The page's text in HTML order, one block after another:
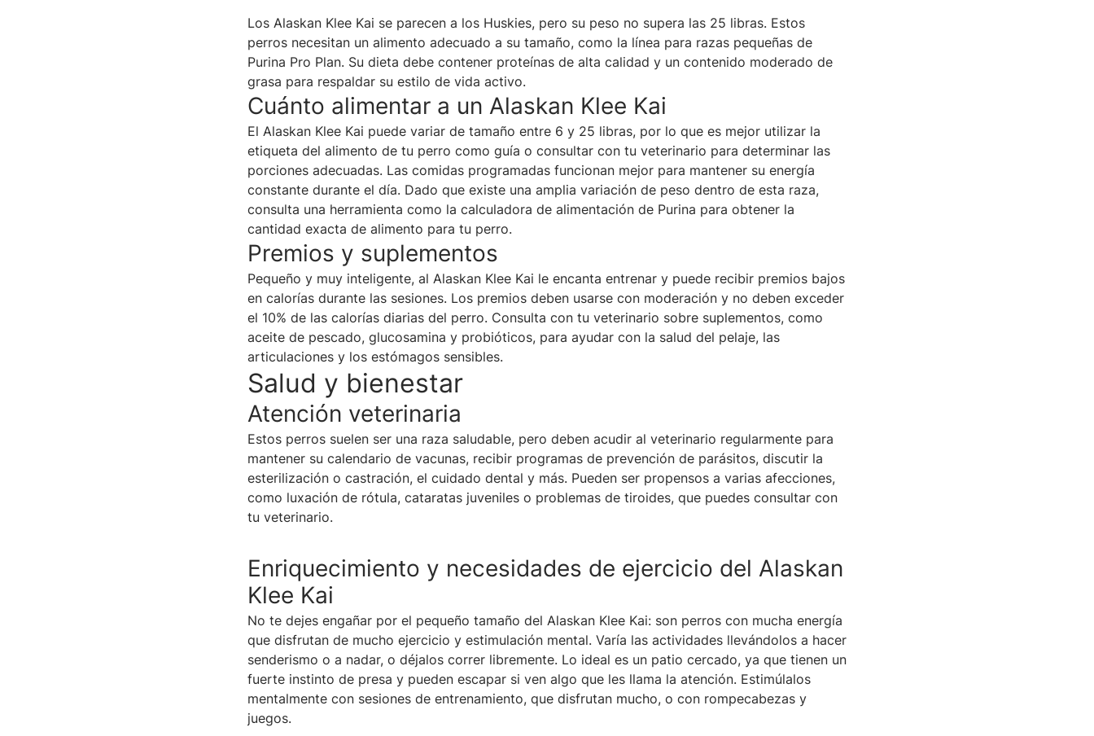
Los Alaskan Klee Kai se parecen a los Huskies, pero su peso no supera las 25 libras. Estos
perros necesitan un alimento adecuado a su tamaño, como la línea para razas pequeñas de
Purina Pro Plan. Su dieta debe contener proteínas de alta calidad y un contenido moderado de
grasa para respaldar su estilo de vida activo.
Cuánto alimentar a un Alaskan Klee Kai
El Alaskan Klee Kai puede variar de tamaño entre 6 y 25 libras, por lo que es mejor utilizar la
etiqueta del alimento de tu perro como guía o consultar con tu veterinario para determinar las
porciones adecuadas. Las comidas programadas funcionan mejor para mantener su energía
constante durante el día. Dado que existe una amplia variación de peso dentro de esta raza,
consulta una herramienta como la calculadora de alimentación de Purina para obtener la
cantidad exacta de alimento para tu perro.
Premios y suplementos
Pequeño y muy inteligente, al Alaskan Klee Kai le encanta entrenar y puede recibir premios bajos
en calorías durante las sesiones. Los premios deben usarse con moderación y no deben exceder
el 10% de las calorías diarias del perro. Consulta con tu veterinario sobre suplementos, como
aceite de pescado, glucosamina y probióticos, para ayudar con la salud del pelaje, las
articulaciones y los estómagos sensibles.
Salud y bienestar
Atención veterinaria
Estos perros suelen ser una raza saludable, pero deben acudir al veterinario regularmente para
mantener su calendario de vacunas, recibir programas de prevención de parásitos, discutir la
esterilización o castración, el cuidado dental y más. Pueden ser propensos a varias afecciones,
como luxación de rótula, cataratas juveniles o problemas de tiroides, que puedes consultar con
tu veterinario.
Enriquecimiento y necesidades de ejercicio del Alaskan
Klee Kai
No te dejes engañar por el pequeño tamaño del Alaskan Klee Kai: son perros con mucha energía
que disfrutan de mucho ejercicio y estimulación mental. Varía las actividades llevándolos a hacer
senderismo o a nadar, o déjalos correr libremente. Lo ideal es un patio cercado, ya que tienen un
fuerte instinto de presa y pueden escapar si ven algo que les llama la atención. Estimúlalos
mentalmente con sesiones de entrenamiento, que disfrutan mucho, o con rompecabezas y
juegos.